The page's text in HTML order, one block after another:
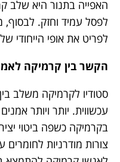
האפייה בתנור היא שלב
לפסל עמיד וחזק.
לפריט את אופי הייחודי
הקשר בין קרמיקה
סטודיו לקרמיקה משלב
עכשווית. יותר ויותר
בקרמיקה כשפה ביטוי
צורות מודרניות